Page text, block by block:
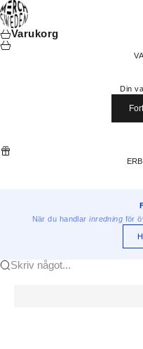
Hoppa till innehållet
Merchsweden
Varukorg
Din
När du handlarinredning för
Skriv något...